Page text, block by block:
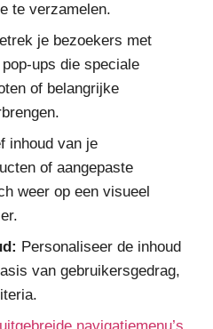
te verzamelen.
je bezoekers met
ups die speciale
of belangrijke
inhoud van je
of aangepaste
weer op een visueel
Personaliseer de inhoud
van gebruikersgedrag,